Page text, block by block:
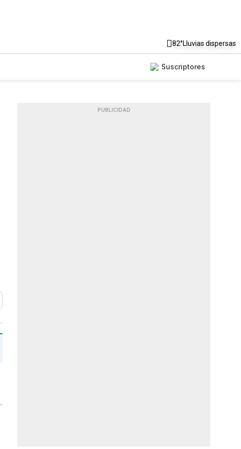
82°Lluvias dispersas
Suscriptores
PUBLICIDAD